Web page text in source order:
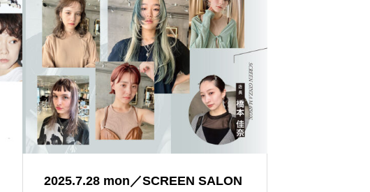
2025.7.28 mon／SCREEN SALON